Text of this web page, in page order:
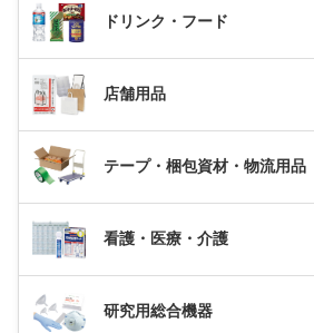
ドリンク・フード
店舗用品
テープ・梱包資材・物流用品
看護・医療・介護
研究用総合機器